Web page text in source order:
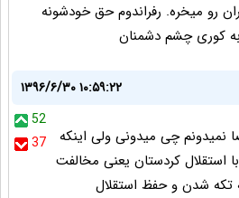
رو میخره. رفراندوم حق خودشونه
به کوری چشم دشمنان
۱۳۹۶/۶/۳۰ ۱۰:۵۹:۲۲
52
37
نمیدونم چی میدونی ولی اینکه
استقلال کردستان یعنی مخالفت
تکه شدن و حفظ استقلال